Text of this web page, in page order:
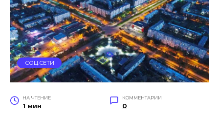
СОЦ.СЕТИ
НА ЧТЕНИЕ
1 мин
КОММЕНТАРИИ
0